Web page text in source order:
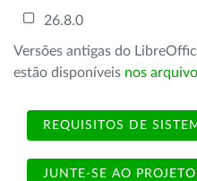
26.8.0
Versões antigas do
estão disponíveis nos
REQUISITOS DE
JUNTE-SE AO